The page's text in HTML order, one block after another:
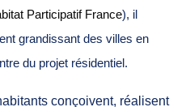
Participatif France), il
grandissant des villes en
du projet résidentiel.
conçoivent, réalisent